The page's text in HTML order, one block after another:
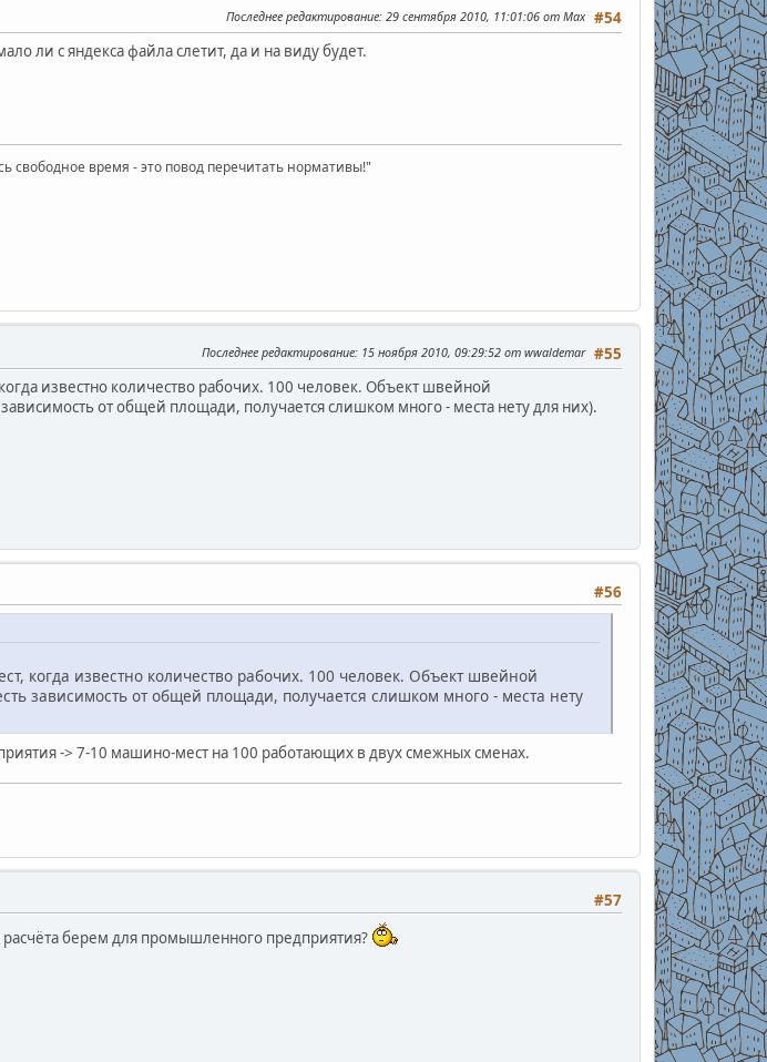
#54
Последнее редактирование: 29 сентября 2010, 11:01:06 от Max
ли с яндекса файла слетит, да и на виду будет.
свободное время - это повод перечитать нормативы!"
#55
Последнее редактирование: 15 ноября 2010, 09:29:52 от wwaldemar
известно количество рабочих. 100 человек. Объект швейной
от общей площади, получается слишком много - места нету для них).
#56
когда известно количество рабочих. 100 человек. Объект швейной
зависимость от общей площади, получается слишком много - места нету
-> 7-10 машино-мест на 100 работающих в двух смежных сменах.
#57
расчёта берем для промышленного предприятия?